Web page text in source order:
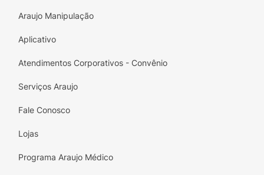
Araujo Manipulação
Aplicativo
Atendimentos Corporativos - Convênio
Serviços Araujo
Fale Conosco
Lojas
Programa Araujo Médico